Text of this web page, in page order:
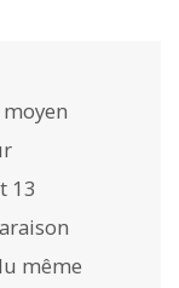
13
même